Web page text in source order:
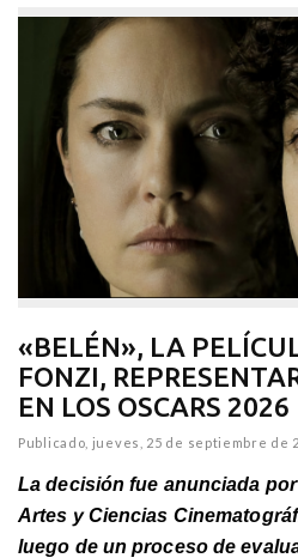
«BELÉN», LA
FONZI,
EN LOS OSCARS 2026
Publicado, jueves, 25 de septiembre de
La decisión fue anunciada
Artes y Ciencias
luego de un proceso de